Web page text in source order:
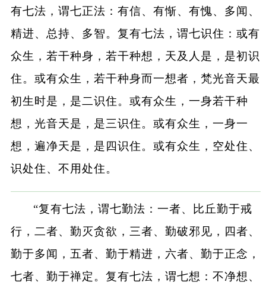
有七法，谓七正法：有信、有惭、有愧、多闻、
精进、总持、多智。复有七法，谓七识住：或有
众生，若干种身，若干种想，天及人是，是初识
住。或有众生，若干种身而一想者，梵光音天最
初生时是，是二识住。或有众生，一身若干种
想，光音天是，是三识住。或有众生，一身一
想，遍净天是，是四识住。或有众生，空处住、
识处住、不用处住。
“复有七法，谓七勤法：一者、比丘勤于戒
行，二者、勤灭贪欲，三者、勤破邪见，四者、
勤于多闻，五者、勤于精进，六者、勤于正念，
七者、勤于禅定。复有七法，谓七想：不净想、